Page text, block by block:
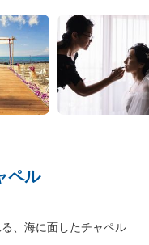
ペル
、海に面したチャペル